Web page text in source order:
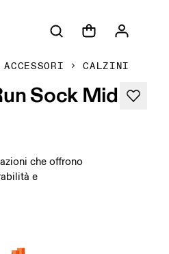
ACCESSORI CALZINI
Sock Mid
che offrono
e